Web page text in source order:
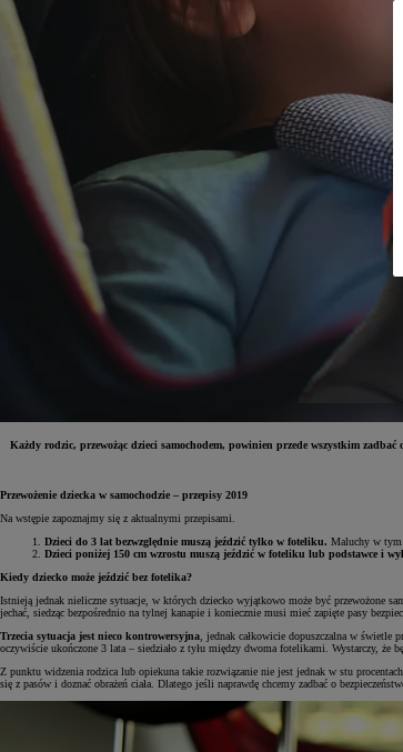
Każdy rodzic, przewożąc dzieci samochodem, powinien przede wszystkim
Przewożenie dziecka w samochodzie – przepisy 2019
Na wstępie zapoznajmy się z aktualnymi przepisami.
Dzieci do 3 lat bezwzględnie muszą jeździć tylko w foteliku. Maluchy w tym
Dzieci poniżej 150 cm wzrostu muszą jeździć w foteliku lub podstawce i
Kiedy dziecko może jeździć bez fotelika?
Istnieją jednak nieliczne sytuacje, w których dziecko wyjątkowo może być przewożone
jechać, siedząc bezpośrednio na tylnej kanapie i koniecznie musi mieć zapięte pasy
Trzecia sytuacja jest nieco kontrowersyjna, jednak całkowicie dopuszczalna w świetle
oczywiście ukończone 3 lata – siedziało z tyłu między dwoma fotelikami. Wystarczy, że
Z punktu widzenia rodzica lub opiekuna takie rozwiązanie nie jest jednak w stu
się z pasów i doznać obrażeń ciała. Dlatego jeśli naprawdę chcemy zadbać o